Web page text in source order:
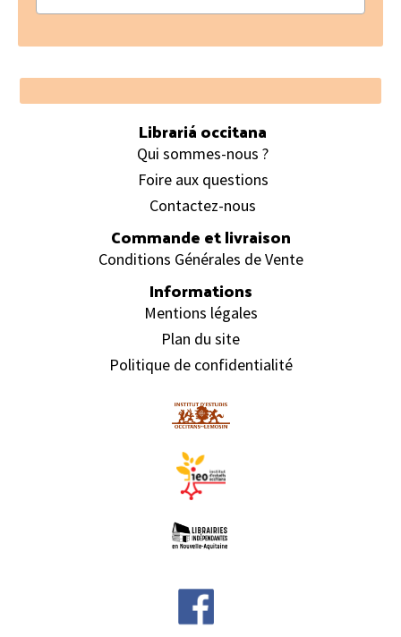
Footer
Librariá occitana
Qui sommes-nous ?
Foire aux questions
Contactez-nous
Commande et livraison
Conditions Générales de Vente
Informations
Mentions légales
Plan du site
Politique de confidentialité